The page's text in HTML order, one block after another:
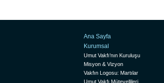
Ana Sayfa
Kurumsal
Umut Vakfı’nın Kuruluşu
Misyon & Vizyon
Vakfın Logosu: Martılar
Umut Vakfı Mütevellileri